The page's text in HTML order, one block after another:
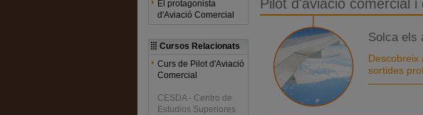
El protagonista
d'Aviació Comercial
Cursos Relacionats
Curs de Pilot d'Aviació
Comercial
CESDA - Centro de
Estudios Superiores
Pilot d'aviació comercial i
Solca els
Descobreix
sortides